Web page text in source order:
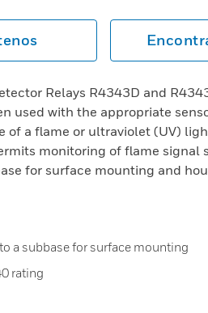
Relays R4343D and
used with the appropriate
of a flame or ultraviolet (UV)
monitoring of flame signal
for surface mounting and
a subbase for surface mounting
rating